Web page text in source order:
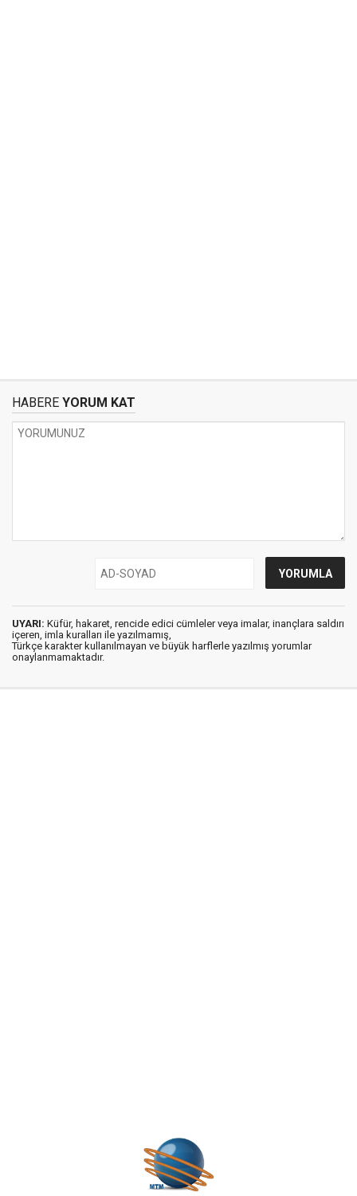
HABERE YORUM KAT
UYARI: Küfür, hakaret, rencide edici cümleler veya imalar, inançlara saldırı
içeren, imla kuralları ile yazılmamış,
Türkçe karakter kullanılmayan ve büyük harflerle yazılmış yorumlar
onaylanmamaktadır.